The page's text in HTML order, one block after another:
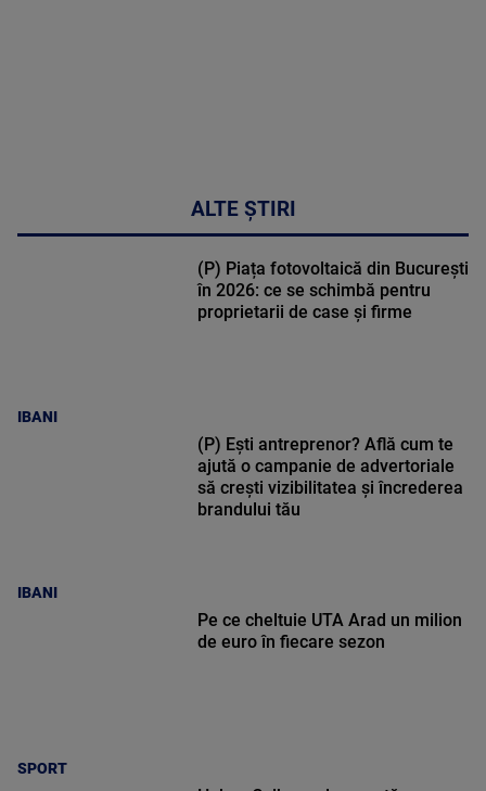
ALTE ȘTIRI
IBANI
(P) Piața fotovoltaică din București
în 2026: ce se schimbă pentru
proprietarii de case și firme
IBANI
(P) Ești antreprenor? Află cum te
ajută o campanie de advertoriale
să crești vizibilitatea și încrederea
brandului tău
SPORT
Pe ce cheltuie UTA Arad un milion
de euro în fiecare sezon